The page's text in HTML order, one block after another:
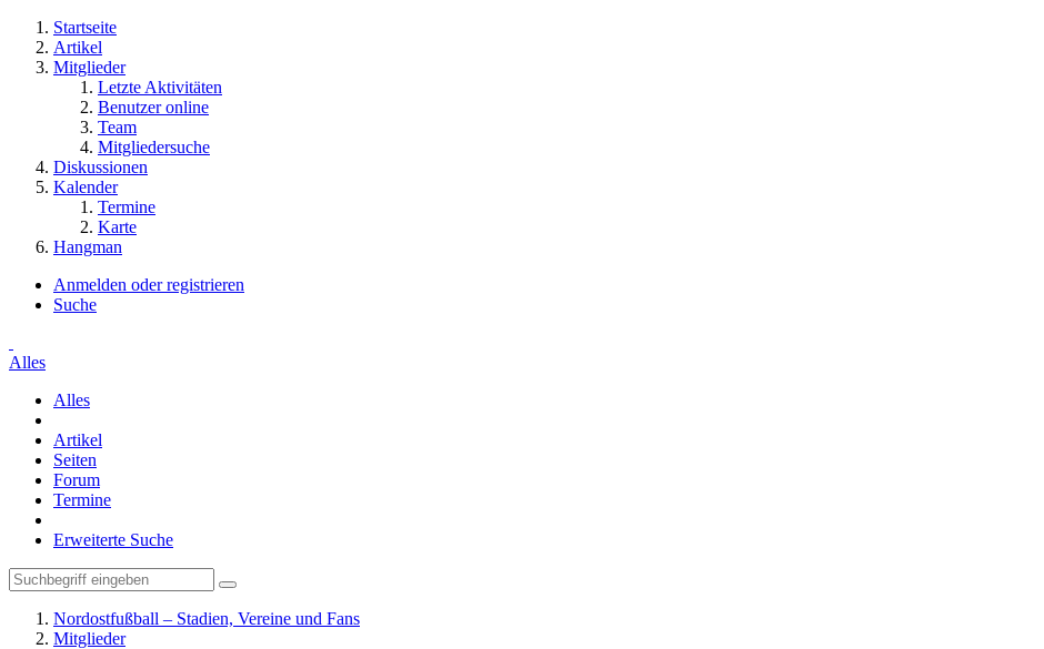
Startseite
Artikel
Mitglieder
Letzte Aktivitäten
Benutzer online
Team
Mitgliedersuche
Diskussionen
Kalender
Termine
Karte
Hangman
Anmelden oder registrieren
Suche
Alles
Alles
Artikel
Seiten
Forum
Termine
Erweiterte Suche
Nordostfußball – Stadien, Vereine und Fans
Mitglieder